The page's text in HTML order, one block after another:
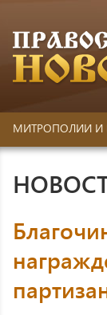
МИТРОПОЛИИ И